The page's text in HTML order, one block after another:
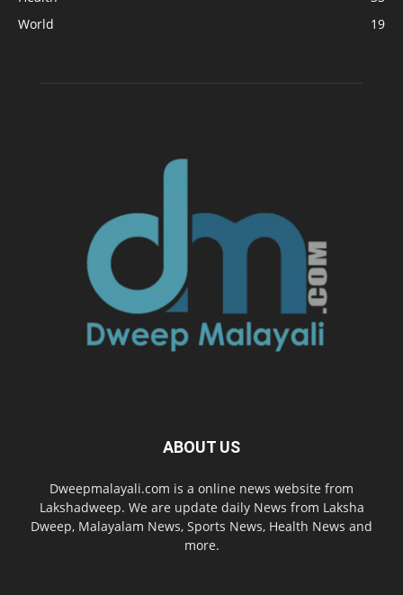
World
19
ABOUT US
Dweepmalayali.com is a online news website from
Lakshadweep. We are update daily News from Laksha
Dweep, Malayalam News, Sports News, Health News and
more.